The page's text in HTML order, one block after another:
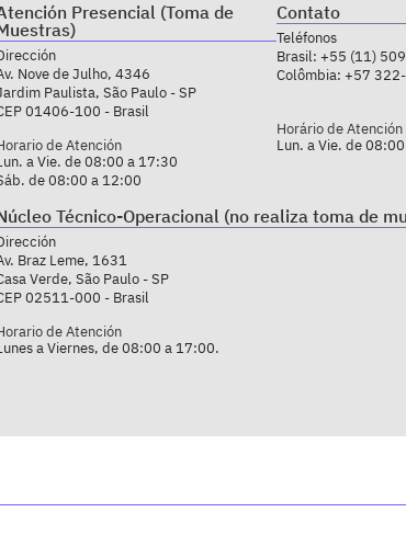
Presencial (Toma de
Nove de Julho, 4346
Paulista, São Paulo - SP
01406-100 - Brasil
de Atención
a Vie. de 08:00 a 17:30
de 08:00 a 12:00
Horário de
Lun. a Vie. de
Contato
Teléfonos
Brasil: +55 (11)
Colômbia: +57
Técnico-Operacional (no realiza toma de
Braz Leme, 1631
Verde, São Paulo - SP
02511-000 - Brasil
de Atención
a Viernes, de 08:00 a 17:00.